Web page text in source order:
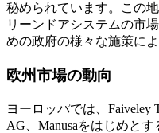
秘められています。この
リーンドアシステムの市
めの政府の様々な施策に
欧州市場の動向
ヨーロッパでは、Faiveley
AG、Manusaをはじめと